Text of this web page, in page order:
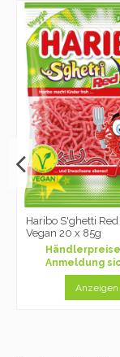
Haribo S'ghetti
Vegan 20 x 85g
Anmeldung
Anzeigen